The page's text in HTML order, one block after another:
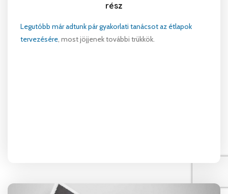
rész
Legutóbb már adtunk pár gyakorlati tanácsot az étlapok
tervezésére, most jöjjenek további trükkök.